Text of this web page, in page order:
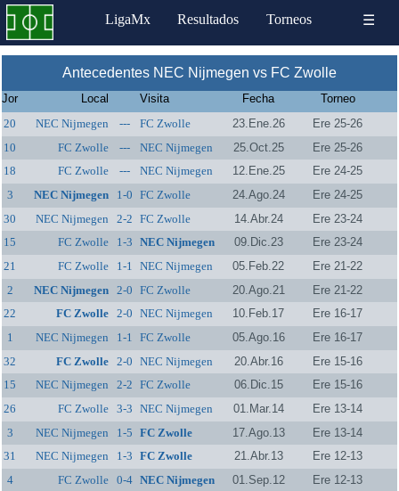
LigaMx Resultados Torneos ☰
Antecedentes NEC Nijmegen vs FC Zwolle
Jor Local Visita Fecha
Torneo
20
NEC Nijmegen --- FC Zwolle 23.Ene.26
Ere 25-26
10
FC Zwolle --- NEC Nijmegen 25.Oct.25
Ere 25-26
18
FC Zwolle --- NEC Nijmegen 12.Ene.25
Ere 24-25
3
NEC Nijmegen 1-0 FC Zwolle 24.Ago.24
Ere 24-25
30
NEC Nijmegen 2-2 FC Zwolle 14.Abr.24
Ere 23-24
15
FC Zwolle 1-3 NEC Nijmegen 09.Dic.23
Ere 23-24
21
FC Zwolle 1-1 NEC Nijmegen 05.Feb.22
Ere 21-22
2
NEC Nijmegen 2-0 FC Zwolle 20.Ago.21
Ere 21-22
22
FC Zwolle 2-0 NEC Nijmegen 10.Feb.17
Ere 16-17
1
NEC Nijmegen 1-1 FC Zwolle 05.Ago.16
Ere 16-17
32
FC Zwolle 2-0 NEC Nijmegen 20.Abr.16
Ere 15-16
15
NEC Nijmegen 2-2 FC Zwolle 06.Dic.15
Ere 15-16
26
FC Zwolle 3-3 NEC Nijmegen 01.Mar.14
Ere 13-14
3
NEC Nijmegen 1-5 FC Zwolle 17.Ago.13
Ere 13-14
31
NEC Nijmegen 1-3 FC Zwolle 21.Abr.13
Ere 12-13
4
FC Zwolle 0-4 NEC Nijmegen 01.Sep.12 Ere 12-13